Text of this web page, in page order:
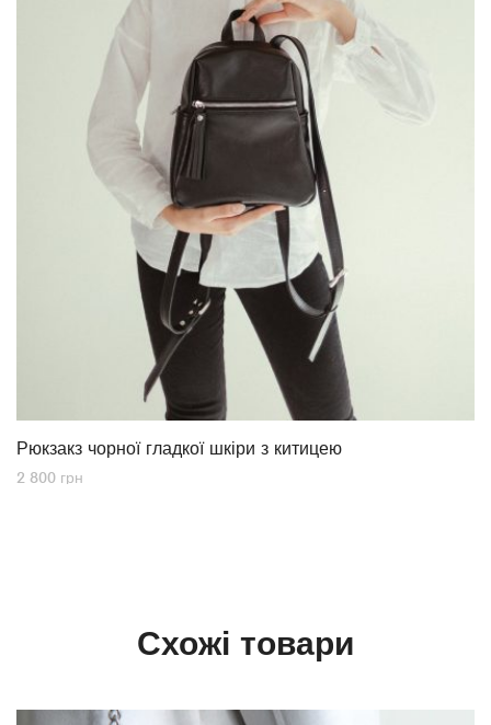
Рюкзакз чорної гладкої шкіри з китицею
2 800 грн
Схожі товари